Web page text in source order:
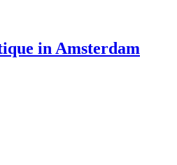
in Amsterdam